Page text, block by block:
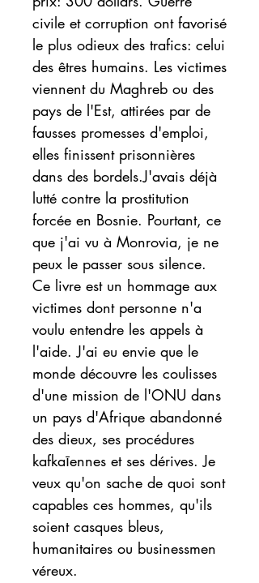
civile et corruption ont favorisé
le plus odieux des trafics: celui
des êtres humains. Les victimes
viennent du Maghreb ou des
pays de l'Est, attirées par de
fausses promesses d'emploi,
elles finissent prisonnières
dans des bordels.J'avais déjà
lutté contre la prostitution
forcée en Bosnie. Pourtant, ce
que j'ai vu à Monrovia, je ne
peux le passer sous silence.
Ce livre est un hommage aux
victimes dont personne n'a
voulu entendre les appels à
l'aide. J'ai eu envie que le
monde découvre les coulisses
d'une mission de l'ONU dans
un pays d'Afrique abandonné
des dieux, ses procédures
kafkaīennes et ses dérives. Je
veux qu'on sache de quoi sont
capables ces hommes, qu'ils
soient casques bleus,
humanitaires ou businessmen
véreux.